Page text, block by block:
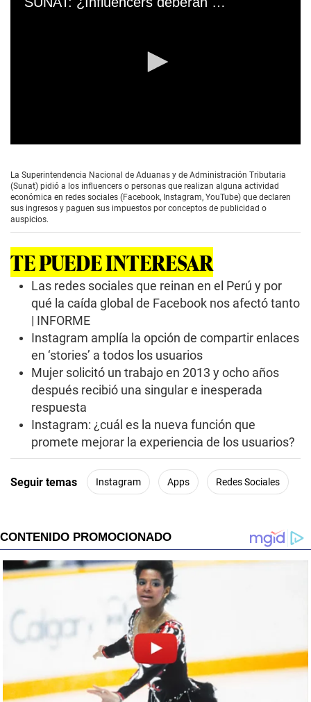
e
c
o
n
d
f
0
s
La Superintendencia Nacional de Aduanas y de Administración Tributaria
(Sunat) pidió a los influencers o personas que realizan alguna actividad
económica en redes sociales (Facebook, Instagram, YouTube) que declaren
sus ingresos y paguen sus impuestos por conceptos de publicidad o
auspicios.
TE PUEDE INTERESAR
Las redes sociales que reinan en el Perú y por
qué la caída global de Facebook nos afectó tanto
| INFORME
Instagram amplía la opción de compartir enlaces
en ‘stories’ a todos los usuarios
Mujer solicitó un trabajo en 2013 y ocho años
después recibió una singular e inesperada
respuesta
Instagram: ¿cuál es la nueva función que
promete mejorar la experiencia de los usuarios?
Seguir temas Instagram Apps Redes Sociales